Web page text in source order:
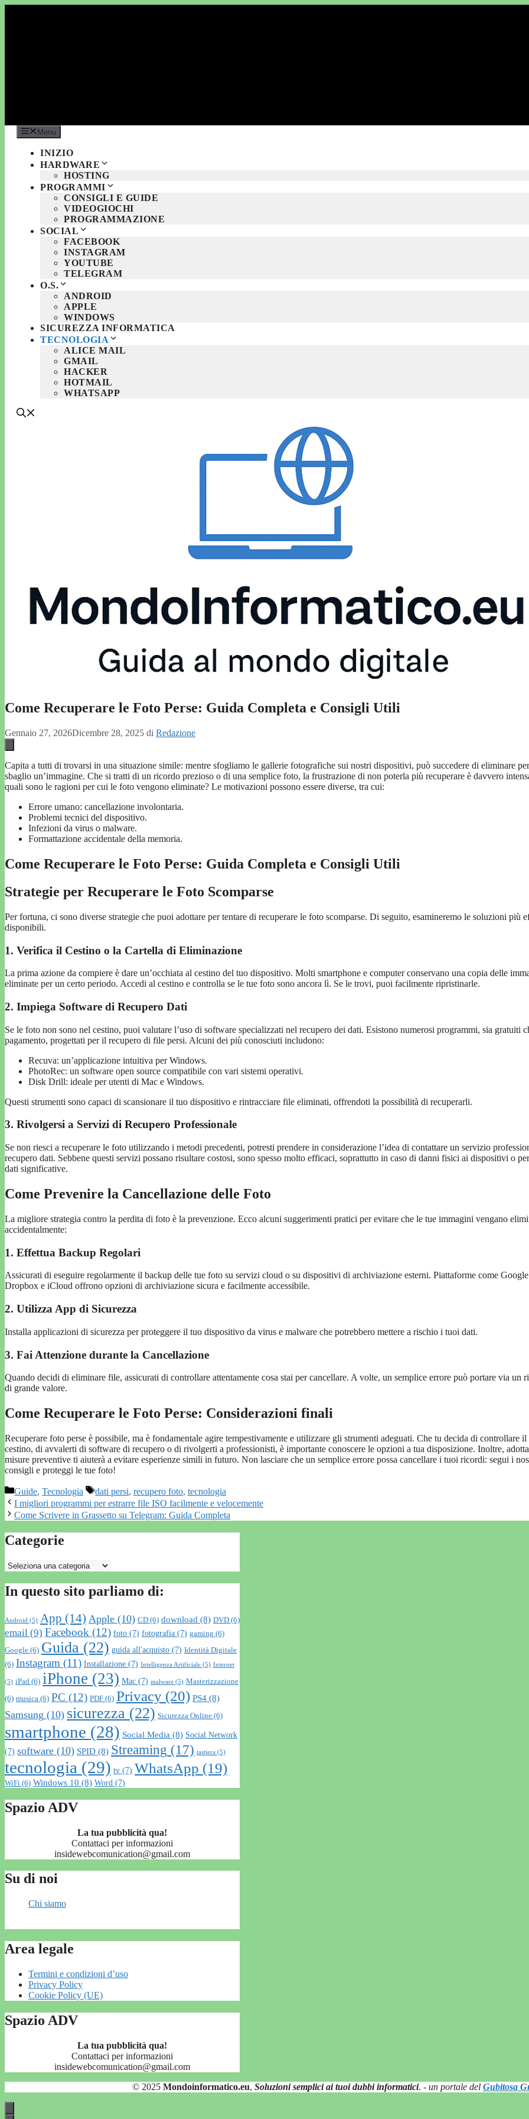
Menu
INIZIO
HARDWARE
HOSTING
PROGRAMMI
CONSIGLI E GUIDE
VIDEOGIOCHI
PROGRAMMAZIONE
SOCIAL
FACEBOOK
INSTAGRAM
YOUTUBE
TELEGRAM
O.S.
ANDROID
APPLE
WINDOWS
SICUREZZA INFORMATICA
TECNOLOGIA
ALICE MAIL
GMAIL
HACKER
HOTMAIL
WHATSAPP
Come Recuperare le Foto Perse: Guida Completa e Consigli Utili
Gennaio 27, 2026Dicembre 28, 2025 di Redazione
Capita a tutti di trovarsi in una situazione simile: mentre sfogliamo le gallerie fotografiche sui nostri dispositivi, può succedere di eliminare per
sbaglio un’immagine. Che si tratti di un ricordo prezioso o di una semplice foto, la frustrazione di non poterla più recuperare è davvero
quali sono le ragioni per cui le foto vengono eliminate? Le motivazioni possono essere diverse, tra cui:
Errore umano: cancellazione involontaria.
Problemi tecnici del dispositivo.
Infezioni da virus o malware.
Formattazione accidentale della memoria.
Come Recuperare le Foto Perse: Guida Completa e Consigli Utili
Strategie per Recuperare le Foto Scomparse
Per fortuna, ci sono diverse strategie che puoi adottare per tentare di recuperare le foto scomparse. Di seguito, esamineremo le soluzioni più
disponibili.
1. Verifica il Cestino o la Cartella di Eliminazione
La prima azione da compiere è dare un’occhiata al cestino del tuo dispositivo. Molti smartphone e computer conservano una copia delle
eliminate per un certo periodo. Accedi al cestino e controlla se le tue foto sono ancora lì. Se le trovi, puoi facilmente ripristinarle.
2. Impiega Software di Recupero Dati
Se le foto non sono nel cestino, puoi valutare l’uso di software specializzati nel recupero dei dati. Esistono numerosi programmi, sia gratuiti
pagamento, progettati per il recupero di file persi. Alcuni dei più conosciuti includono:
Recuva: un’applicazione intuitiva per Windows.
PhotoRec: un software open source compatibile con vari sistemi operativi.
Disk Drill: ideale per utenti di Mac e Windows.
Questi strumenti sono capaci di scansionare il tuo dispositivo e rintracciare file eliminati, offrendoti la possibilità di recuperarli.
3. Rivolgersi a Servizi di Recupero Professionale
Se non riesci a recuperare le foto utilizzando i metodi precedenti, potresti prendere in considerazione l’idea di contattare un servizio
recupero dati. Sebbene questi servizi possano risultare costosi, sono spesso molto efficaci, soprattutto in caso di danni fisici ai dispositivi o
dati significative.
Come Prevenire la Cancellazione delle Foto
La migliore strategia contro la perdita di foto è la prevenzione. Ecco alcuni suggerimenti pratici per evitare che le tue immagini vengano
accidentalmente:
1. Effettua Backup Regolari
Assicurati di eseguire regolarmente il backup delle tue foto su servizi cloud o su dispositivi di archiviazione esterni. Piattaforme come
Dropbox e iCloud offrono opzioni di archiviazione sicura e facilmente accessibile.
2. Utilizza App di Sicurezza
Installa applicazioni di sicurezza per proteggere il tuo dispositivo da virus e malware che potrebbero mettere a rischio i tuoi dati.
3. Fai Attenzione durante la Cancellazione
Quando decidi di eliminare file, assicurati di controllare attentamente cosa stai per cancellare. A volte, un semplice errore può portare via un
di grande valore.
Come Recuperare le Foto Perse: Considerazioni finali
Recuperare foto perse è possibile, ma è fondamentale agire tempestivamente e utilizzare gli strumenti adeguati. Che tu decida di controllare il
cestino, di avvalerti di software di recupero o di rivolgerti a professionisti, è importante conoscere le opzioni a tua disposizione. Inoltre,
misure preventive ti aiuterà a evitare esperienze simili in futuro. Non lasciare che un semplice errore possa cancellare i tuoi ricordi: segui i
consigli e proteggi le tue foto!
Categorie
Guide, Tecnologia Tag
dati persi, recupero foto, tecnologia
I migliori programmi per estrarre file ISO facilmente e velocemente
Come Scrivere in Grassetto su Telegram: Guida Completa
Categorie
Categorie
In questo sito parliamo di:
Android (5) App (14) Apple (10) CD (6) download (8) DVD (6)
email (9) Facebook (12) foto (7) fotografia (7) gaming (6)
Google (6) Guida (22) guida all'acquisto (7) Identità Digitale
(6) Instagram (11) Installazione (7) Intelligenza Artificiale (5) Internet
(5) iPad (6) iPhone (23) Mac (7) malware (5) Masterizzazione
(6) musica (6) PC (12) PDF (6) Privacy (20) PS4 (8)
Samsung (10) sicurezza (22) Sicurezza Online (6)
smartphone (28) Social Media (8) Social Network
(7) software (10) SPID (8) Streaming (17) tastiera (5)
tecnologia (29) tv (7) WhatsApp (19)
WiFi (6) Windows 10 (8) Word (7)
Spazio ADV
La tua pubblicità qua!
Contattaci per informazioni
insidewebcomunication@gmail.com
Su di noi
Chi siamo
Area legale
Termini e condizioni d’uso
Privacy Policy
Cookie Policy (UE)
Spazio ADV
La tua pubblicità qua!
Contattaci per informazioni
insidewebcomunication@gmail.com
© 2025 Mondoinformatico.eu, Soluzioni semplici ai tuoi dubbi informatici. - un portale del Gubitosa